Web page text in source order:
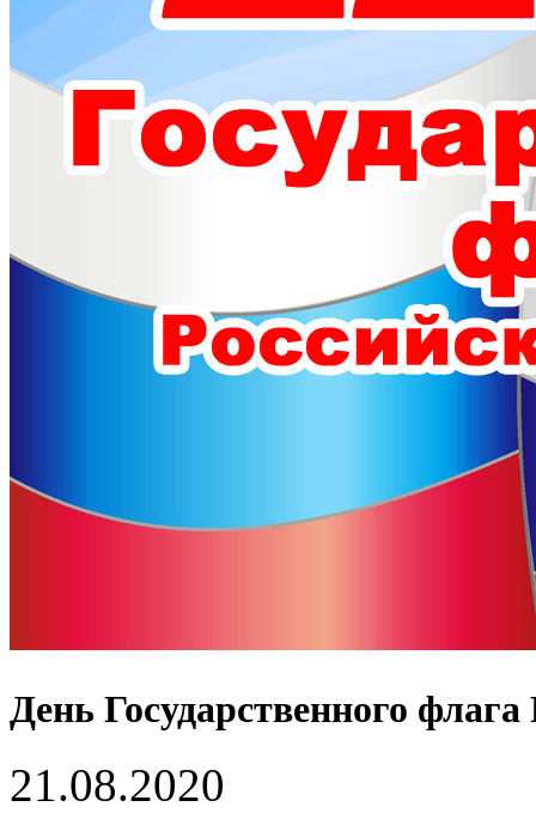
День Государственного флага
21.08.2020